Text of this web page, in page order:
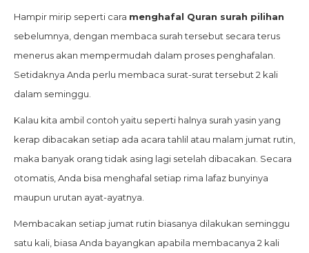
Hampir mirip seperti cara menghafal Quran surah pilihan
sebelumnya, dengan membaca surah tersebut secara terus
menerus akan mempermudah dalam proses penghafalan.
Setidaknya Anda perlu membaca surat-surat tersebut 2 kali
dalam seminggu.
Kalau kita ambil contoh yaitu seperti halnya surah yasin yang
kerap dibacakan setiap ada acara tahlil atau malam jumat rutin,
maka banyak orang tidak asing lagi setelah dibacakan. Secara
otomatis, Anda bisa menghafal setiap rima lafaz bunyinya
maupun urutan ayat-ayatnya.
Membacakan setiap jumat rutin biasanya dilakukan seminggu
satu kali, biasa Anda bayangkan apabila membacanya 2 kali